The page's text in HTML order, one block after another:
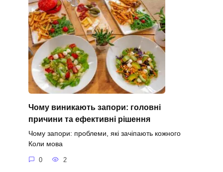
Чому виникають запори: головні
причини та ефективні рішення
Чому запори: проблеми, які зачіпають кожного
Коли мова
0 2